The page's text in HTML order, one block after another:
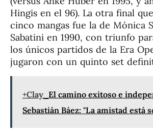
Hingis en el 96). La otra final
cinco mangas fue la de Mónica
Sabatini en 1990, con triunfo
los únicos partidos de la Era
jugaron con un quinto set
+Clay El camino exitoso e
Sebastián Báez: "La amistad está